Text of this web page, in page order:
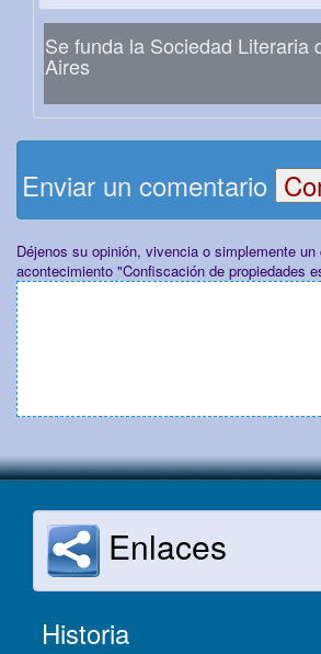
Se funda la Sociedad Literaria
Aires
Enviar un comentario
Déjenos su opinión, vivencia o simplemente
acontecimiento "Confiscación de propiedades
Enlaces
Historia